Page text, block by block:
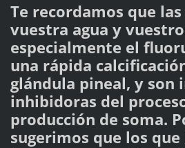
Te recordamos que
vuestra agua y
especialmente el
una rápida
glándula pineal, y son
inhibidoras del
producción de soma.
sugerimos que los que